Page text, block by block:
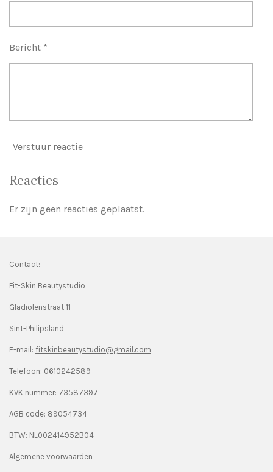
Bericht *
Verstuur reactie
Reacties
Er zijn geen reacties geplaatst.
Contact:
Fit-Skin Beautystudio
Gladiolenstraat 11
Sint-Philipsland
E-mail: fitskinbeautystudio@gmail.com
Telefoon: 0610242589
KVK nummer: 73587397
AGB code: 89054734
BTW: NL002414952B04
Algemene voorwaarden